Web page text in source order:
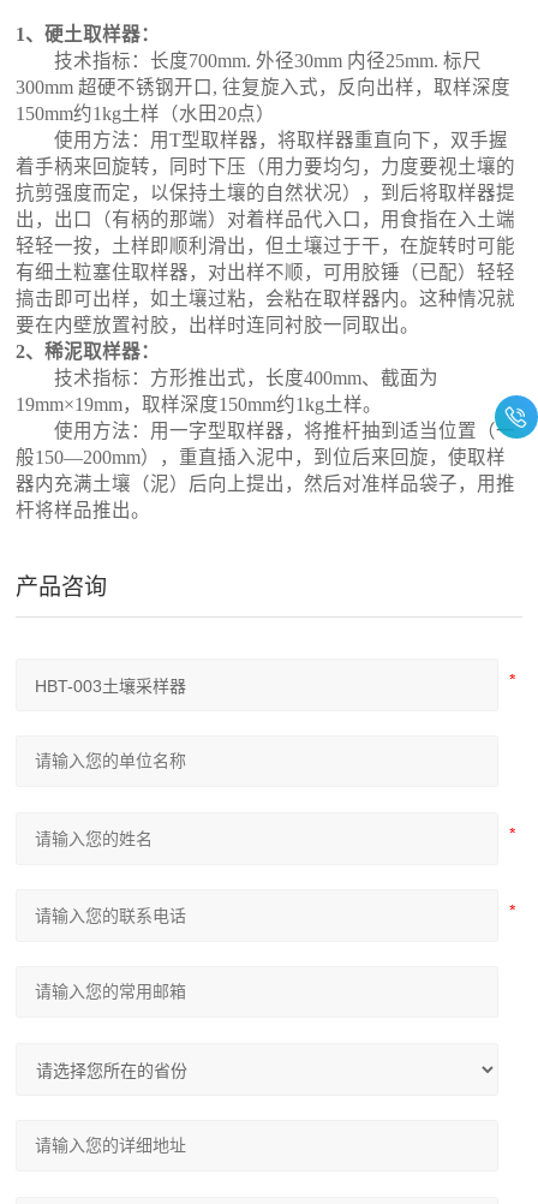
1、硬土取样器：
技术指标：长度700mm.外径30mm 内径25mm.标尺
300mm超硬不锈钢开口 ,往复旋入式，反向出样，取样深度
150mm约1kg土样（水田 20点）
使用方法：用T型取样器，将取样器重直向下，双手握
着手柄来回旋转，同时下压（用力要均匀，力度要视土壤的
抗剪强度而定，以保持土壤的自然状况），到后将取样器提
出，出口（有柄的那端）对着样品代入口，用食指在入土端
轻轻一按，土样即顺利滑出，但土壤过于干，在旋转时可能
有细土粒塞住取样器，对出样不顺，可用胶锤（已配）轻轻
搞击即可出样，如土壤过粘，会粘在取样器内。这种情况就
要在内壁放置衬胶，出样时连同衬胶一同取出。
2、稀泥取样器：
技术指标：方形推出式，长度400mm、截面为
19mm×19mm，取样深度150mm约1kg土样。
使用方法：用一字型取样器，将推杆抽到适当位置（一
般150—200mm），重直插入泥中，到位后来回旋，使取样
器内充满土壤（泥）后向上提出，然后对准样品袋子，用推
杆将样品推出。
产品咨询